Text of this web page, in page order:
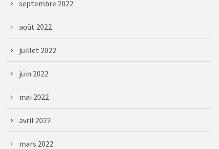
septembre 2022
août 2022
juillet 2022
juin 2022
mai 2022
avril 2022
mars 2022